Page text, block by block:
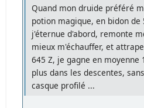
Quand mon druide préféré
potion magique, en bidon
j'éternue d'abord, remonte
mieux m'échauffer, et
645 Z, je gagne en moyenne
plus dans les descentes,
casque profilé ...